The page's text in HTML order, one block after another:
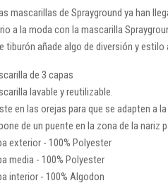
mascarillas de Sprayground ya han
a la moda con la mascarilla
tiburón añade algo de diversión y
de 3 capas
lavable y reutilizable.
en las orejas para que se adapten a
de un puente en la zona de la nariz
exterior - 100% Polyester
media - 100% Polyester
interior - 100% Algodon